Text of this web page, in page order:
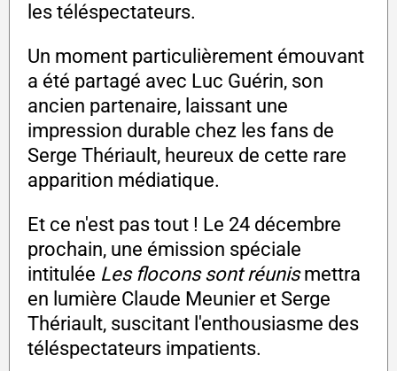
les téléspectateurs.
Un moment particulièrement émouvant
a été partagé avec Luc Guérin, son
ancien partenaire, laissant une
impression durable chez les fans de
Serge Thériault, heureux de cette rare
apparition médiatique.
Et ce n'est pas tout ! Le 24 décembre
prochain, une émission spéciale
intitulée Les flocons sont réunismettra
en lumière Claude Meunier et Serge
Thériault, suscitant l'enthousiasme des
téléspectateurs impatients.